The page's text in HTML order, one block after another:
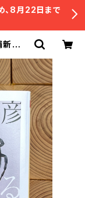
、8月22日まで
版 |